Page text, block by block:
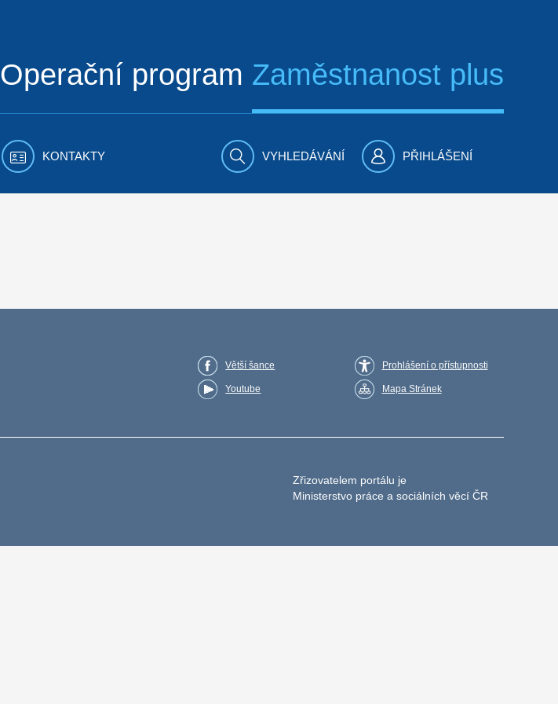
Operační program Zaměstnanost plus
KONTAKTY VYHLEDÁVÁNÍ PŘIHLÁŠENÍ
Větší šance
Youtube
Prohlášení o přístupnosti
Mapa Stránek
Zřizovatelem portálu je
Ministerstvo práce a sociálních věcí ČR